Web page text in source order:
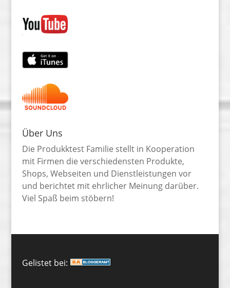
Über Uns
Die Produkktest Familie stellt in Kooperation
mit Firmen die verschiedensten Produkte,
Shops, Webseiten und Dienstleistungen vor
und berichtet mit ehrlicher Meinung darüber.
Viel Spaß beim stöbern!
Gelistet bei: